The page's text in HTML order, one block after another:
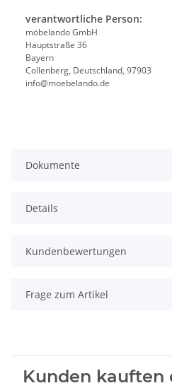
verantwortliche Person:
möbelando GmbH
Hauptstraße 36
Bayern
Collenberg, Deutschland, 97903
info@moebelando.de
Dokumente
Details
Kundenbewertungen
Frage zum Artikel
Kunden kauften